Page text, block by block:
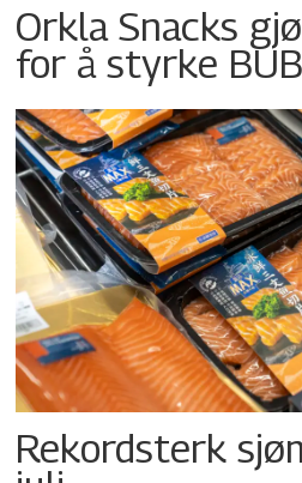
Orkla Snacks
for å styrke
Rekordsterk